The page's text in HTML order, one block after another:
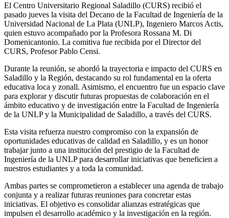
El Centro Universitario Regional Saladillo (CURS) recibió el
pasado jueves la visita del Decano de la Facultad de Ingeniería de la
Universidad Nacional de La Plata (UNLP), Ingeniero Marcos Actis,
quien estuvo acompañado por la Profesora Rossana M. Di
Domenicantonio. La comitiva fue recibida por el Director del
CURS, Profesor Pablo Censi.
Durante la reunión, se abordó la trayectoria e impacto del CURS en
Saladillo y la Región, destacando su rol fundamental en la oferta
educativa loca y zonall. Asimismo, el encuentro fue un espacio clave
para explorar y discutir futuras propuestas de colaboración en el
ámbito educativo y de investigación entre la Facultad de Ingeniería
de la UNLP y la Municipalidad de Saladillo, a través del CURS.
Esta visita refuerza nuestro compromiso con la expansión de
oportunidades educativas de calidad en Saladillo, y es un honor
trabajar junto a una institución del prestigio de la Facultad de
Ingeniería de la UNLP para desarrollar iniciativas que beneficien a
nuestros estudiantes y a toda la comunidad.
Ambas partes se comprometieron a establecer una agenda de trabajo
conjunta y a realizar futuras reuniones para concretar estas
iniciativas. El objetivo es consolidar alianzas estratégicas que
impulsen el desarrollo académico y la investigación en la región.